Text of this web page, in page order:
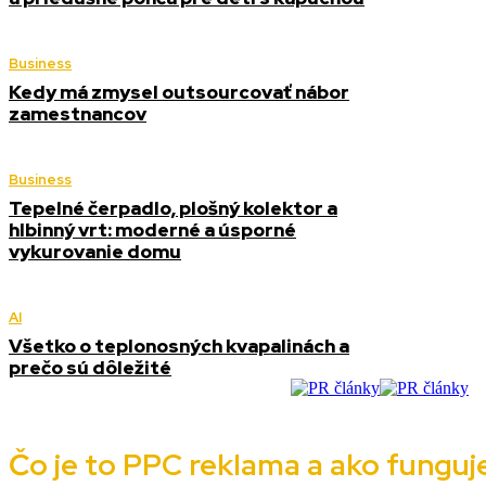
Business
Kedy má zmysel outsourcovať nábor
zamestnancov
Business
Tepelné čerpadlo, plošný kolektor a
hlbinný vrt: moderné a úsporné
vykurovanie domu
AI
Všetko o teplonosných kvapalinách a
prečo sú dôležité
Čo je to PPC reklama a ako